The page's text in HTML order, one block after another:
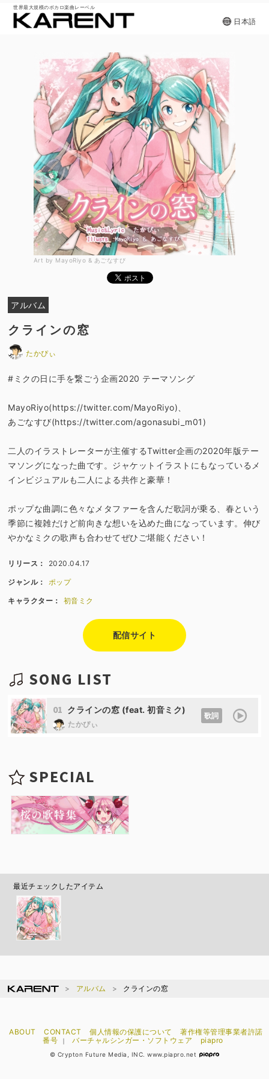
世界最大規模のボカロ楽曲レーベル
日本語
Art by MayoRiyo & あごなすび
アルバム
クラインの窓
たかぴぃ
#ミクの日に手を繋ごう企画2020 テーマソング
MayoRiyo(https://twitter.com/MayoRiyo)、
あごなすび(https://twitter.com/agonasubi_m01)
二人のイラストレーターが主催するTwitter企画の2020年版テー
マソングになった曲です。ジャケットイラストにもなっているメ
インビジュアルも二人による共作と豪華！
ポップな曲調に色々なメタファーを含んだ歌詞が乗る、春という
季節に複雑だけど前向きな想いを込めた曲になっています。伸び
やかなミクの歌声も合わせてぜひご堪能ください！
リリース： 2020.04.17
ジャンル： ポップ
キャラクター： 初音ミク
配信サイト
SONG LIST
01 クラインの窓 (feat. 初音ミク)
たかぴぃ
歌詞
SPECIAL
最近チェックしたアイテム
アルバム クラインの窓
ABOUT CONTACT 個人情報の保護について
著作権等管理事業者許諾
番号
｜ バーチャルシンガー・ソフトウェア piapro
© Crypton Future Media, INC. www.piapro.net